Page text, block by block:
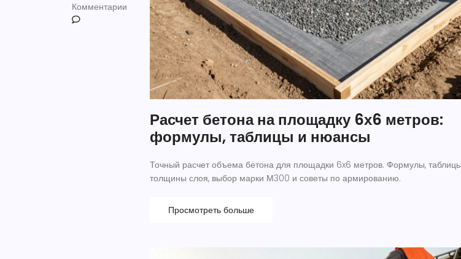
Комментарии
Расчет бетона на площадку 6х6 метров:
формулы, таблицы и нюансы
Точный расчет объема бетона для площадки 6x6 метров. Формулы,
толщины слоя, выбор марки М300 и советы по армированию.
Просмотреть больше